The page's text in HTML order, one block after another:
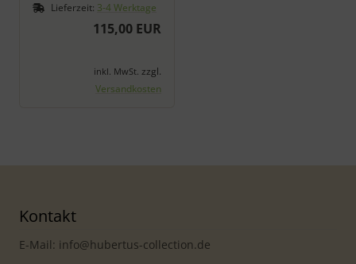
Lieferzeit: 3-4 Werktage
115,00 EUR
inkl. MwSt. zzgl.
Versandkosten
Kontakt
E-Mail: info@hubertus-collection.de